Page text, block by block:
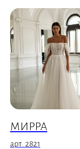
МИРРА
арт. 2821